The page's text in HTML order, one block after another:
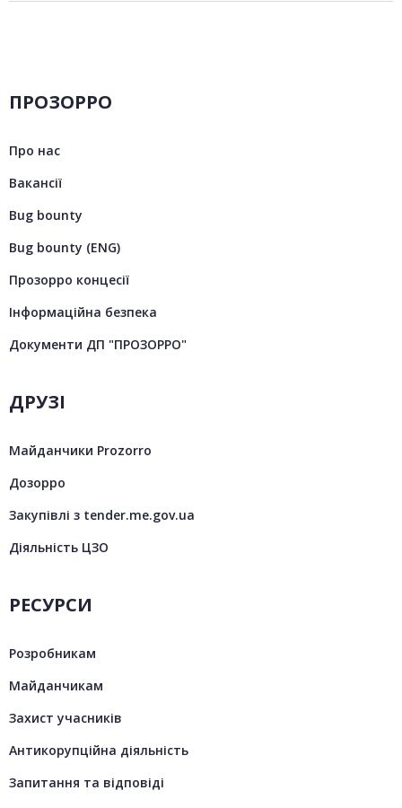
ПРОЗОРРО
Про нас
Вакансії
Bug bounty
Bug bounty (ENG)
Прозорро концесії
Інформаційна безпека
Документи ДП "ПРОЗОРРО"
ДРУЗІ
Майданчики Prozorro
Дозорро
Закупівлі з tender.me.gov.ua
Діяльність ЦЗО
РЕСУРСИ
Розробникам
Майданчикам
Захист учасників
Антикорупційна діяльність
Запитання та відповіді